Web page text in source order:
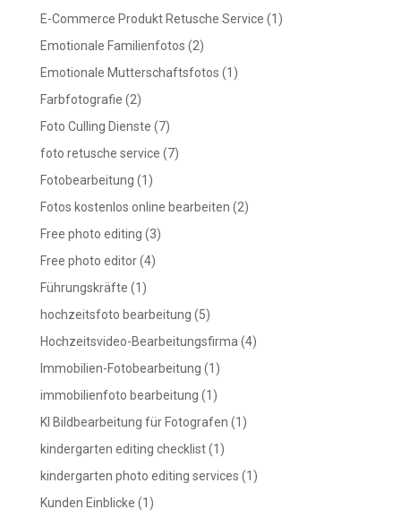
E-Commerce Produkt Retusche Service (1)
Emotionale Familienfotos (2)
Emotionale Mutterschaftsfotos (1)
Farbfotografie (2)
Foto Culling Dienste (7)
foto retusche service (7)
Fotobearbeitung (1)
Fotos kostenlos online bearbeiten (2)
Free photo editing (3)
Free photo editor(4)
Führungskräfte (1)
hochzeitsfoto bearbeitung (5)
Hochzeitsvideo-Bearbeitungsfirma (4)
Immobilien-Fotobearbeitung (1)
immobilienfoto bearbeitung (1)
KI Bildbearbeitung für Fotografen (1)
kindergarten editing checklist(1)
kindergarten photo editing services (1)
Kunden Einblicke (1)